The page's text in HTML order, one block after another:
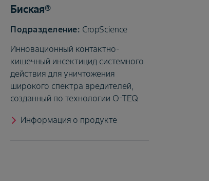
Биская®
CropScience
Инновационный контактно-
кишечный инсектицид системного
действия для уничтожения
широкого спектра вредителей,
созданный по технологии O-TEQ
Информация о продукте